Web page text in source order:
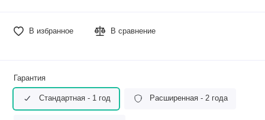
В избранное В сравнение
Гарантия
Стандартная - 1 год Расширенная - 2 года